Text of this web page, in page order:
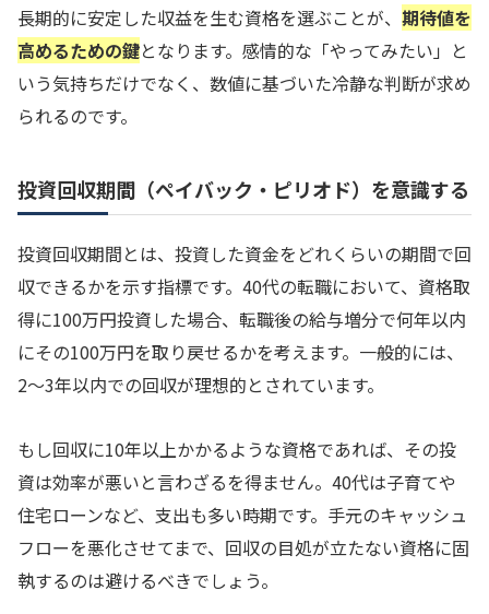
長期的に安定した収益を生む資格を選ぶことが、 期待値を
高めるための鍵となります。感情的な「やってみたい」と
いう気持ちだけでなく、数値に基づいた冷静な判断が求め
られるのです。
投資回収期間（ペイバック・ピリオド）を意識する
投資回収期間とは、投資した資金をどれくらいの期間で回
収できるかを示す指標です。40代の転職において、資格取
得に100万円投資した場合、転職後の給与増分で何年以内
にその100万円を取り戻せるかを考えます。一般的には、
2〜3年以内での回収が理想的とされています。
もし回収に10年以上かかるような資格であれば、その投
資は効率が悪いと言わざるを得ません。40代は子育てや
住宅ローンなど、支出も多い時期です。手元のキャッシュ
フローを悪化させてまで、回収の目処が立たない資格に固
執するのは避けるべきでしょう。